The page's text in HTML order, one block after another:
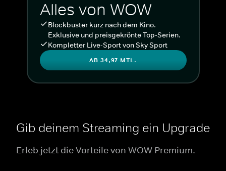
Alles von WOW
Blockbuster kurz nach dem Kino.
Exklusive und preisgekrönte Top-Serien.
Kompletter Live-Sport von Sky Sport
AB 34,97 MTL.
Gib deinem Streaming ein Upgrade
Erleb jetzt die Vorteile von WOW Premium.